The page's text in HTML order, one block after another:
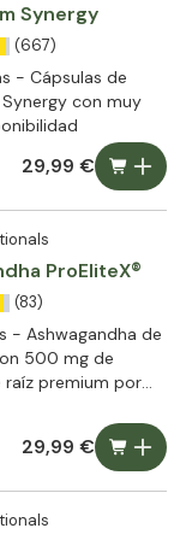
Synergy
(667)
- Cápsulas de
con muy
29,99 €
ProEliteX®
(83)
- Ashwagandha de
500 mg de
premium por
29,99 €